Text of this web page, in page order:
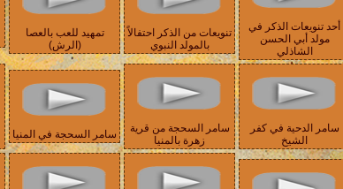
أحد تنويعات الذكر في
مولد أبي الحسن
الشاذلي
تنويعات من الذكر احتفالاً
بالمولد النبوي
تمهيد للعب بالعصا
(الرش)
سامر الدحية في كفر
الشيخ
سامر السحجة من قرية
زهرة بالمنيا
سامر السحجة في المنيا